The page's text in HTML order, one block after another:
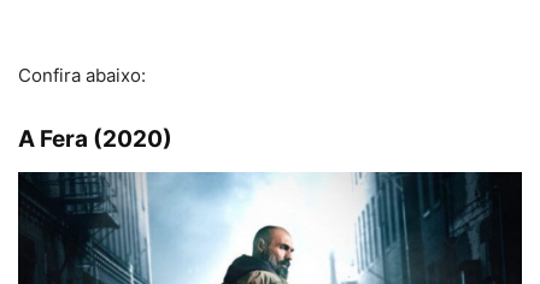
Confira abaixo:
A Fera (2020)